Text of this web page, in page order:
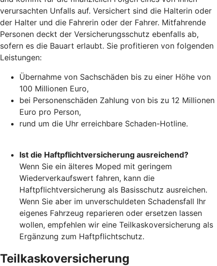
verursachten Unfalls auf. Versichert sind die Halterin oder
der Halter und die Fahrerin oder der Fahrer. Mitfahrende
Personen deckt der Versicherungsschutz ebenfalls ab,
sofern es die Bauart erlaubt. Sie profitieren von folgenden
Leistungen:
Übernahme von Sachschäden bis zu einer Höhe von
100 Millionen Euro,
bei Personenschäden Zahlung von bis zu 12 Millionen
Euro pro Person,
rund um die Uhr erreichbare Schaden-Hotline.
Ist die Haftpflichtversicherung ausreichend?
Wenn Sie ein älteres Moped mit geringem
Wiederverkaufswert fahren, kann die
Haftpflichtversicherung als Basisschutz ausreichen.
Wenn Sie aber im unverschuldeten Schadensfall Ihr
eigenes Fahrzeug reparieren oder ersetzen lassen
wollen, empfehlen wir eine Teilkaskoversicherung als
Ergänzung zum Haftpflichtschutz.
Teilkaskoversicherung